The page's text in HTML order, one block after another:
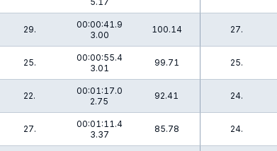
29.
00:00:41.9
3.00
100.14 27.
25.
00:00:55.4
3.01
99.71 25.
22.
00:01:17.0
2.75
92.41 24.
27.
00:01:11.4
3.37
85.78 24.